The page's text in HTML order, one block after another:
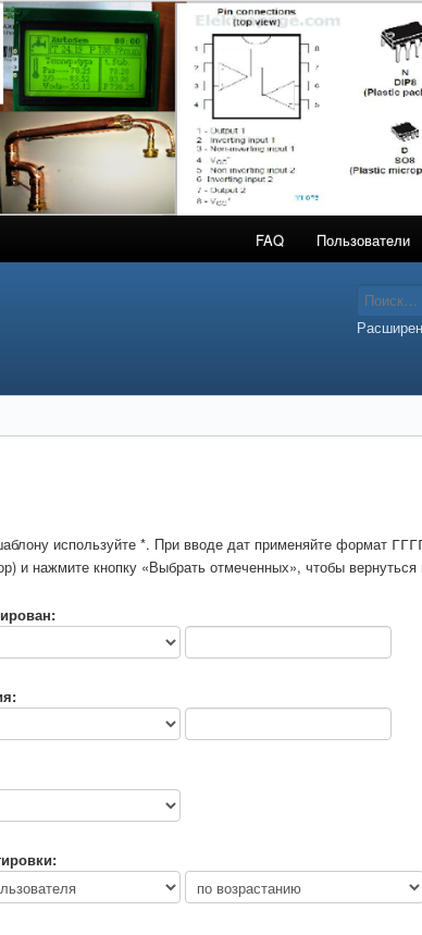
FAQ Пользователи
используйте *. При вводе дат применяйте формат
и нажмите кнопку «Выбрать отмеченных», чтобы вернуться